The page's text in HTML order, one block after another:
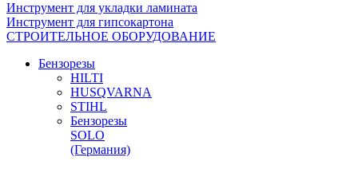
Инструмент для укладки ламината
Инструмент для гипсокартона
СТРОИТЕЛЬНОЕ ОБОРУДОВАНИЕ
Бензорезы
HILTI
HUSQVARNA
STIHL
Бензорезы
SOLO
(Германия)